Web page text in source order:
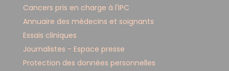
Cancers pris en charge à l'IPC
Annuaire des médecins et soignants
Essais cliniques
Journalistes - Espace presse
Protection des données personnelles